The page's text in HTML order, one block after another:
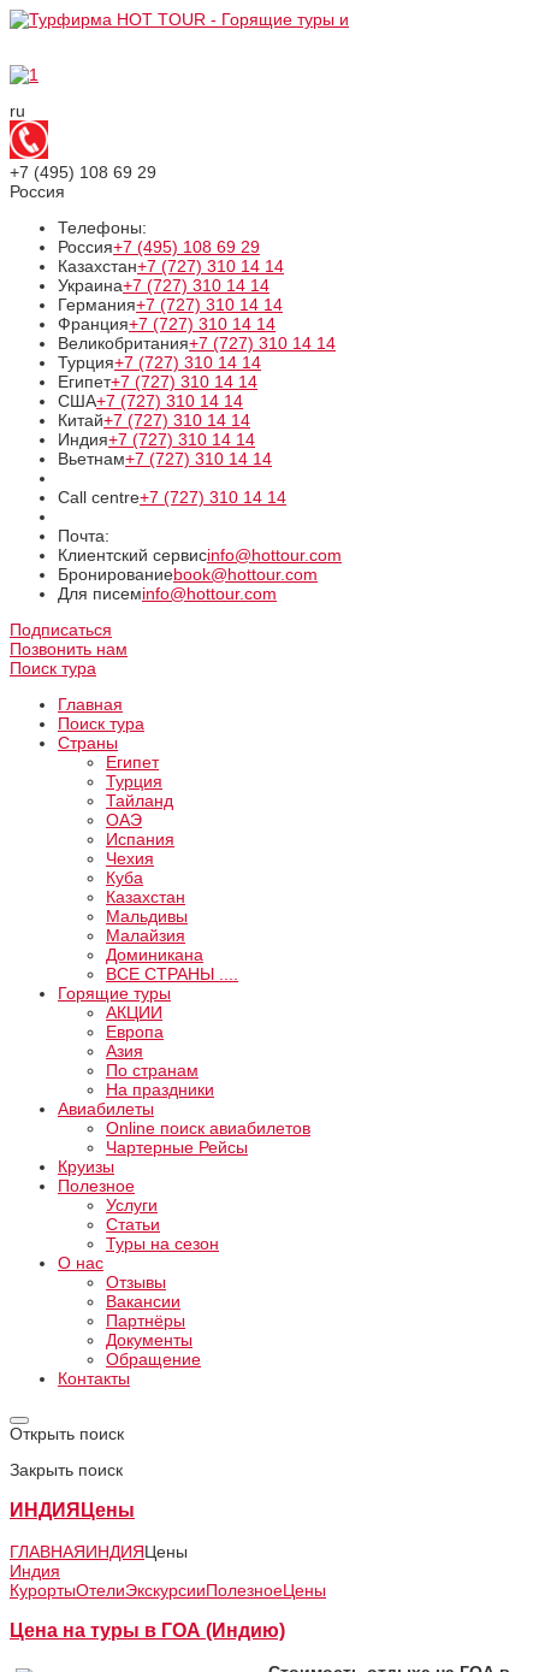
ru
+7 (495) 108 69 29
Россия
Телефоны:
Россия+7 (495) 108 69 29
Казахстан+7 (727) 310 14 14
Украина+7 (727) 310 14 14
Германия+7 (727) 310 14 14
Франция+7 (727) 310 14 14
Великобритания+7 (727) 310 14 14
Турция+7 (727) 310 14 14
Египет+7 (727) 310 14 14
США+7 (727) 310 14 14
Китай+7 (727) 310 14 14
Индия+7 (727) 310 14 14
Вьетнам+7 (727) 310 14 14
Call centre+7 (727) 310 14 14
Почта:
Клиентский сервисinfo@hottour.com
Бронированиеbook@hottour.com
Для писемinfo@hottour.com
Подписаться
Позвонить нам
Поиск тура
Главная
Поиск тура
Страны
Египет
Турция
Тайланд
ОАЭ
Испания
Чехия
Куба
Казахстан
Мальдивы
Малайзия
Доминикана
ВCE СТРАНЫ ....
Горящие туры
АКЦИИ
Европа
Азия
По странам
На праздники
Авиабилеты
Online поиск авиабилетов
Чартерные Рейсы
Круизы
Полезное
Услуги
Статьи
Туры на сезон
О нас
Отзывы
Вакансии
Партнёры
Документы
Обращение
Контакты
Открыть поиск
Закрыть поиск
ИНДИЯ Цены
ГЛАВНАЯИНДИЯЦены
Индия
КурортыОтелиЭкскурсииПолезноеЦены
Цена на туры в ГОА (Индию)